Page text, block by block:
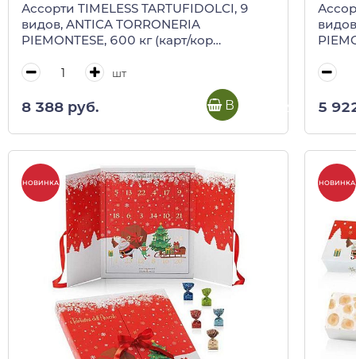
Ассорти TIMELESS TARTUFIDOLCI, 9
видов, ANTICA TORRONERIA
PIEMONTESE, 600 кг (карт/кор
шт
8 388 руб. В корзину 5
НОВИНКА НОВИНКА